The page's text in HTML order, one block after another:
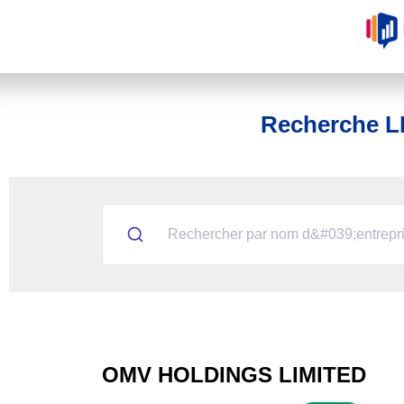
Recherche
OMV HOLDINGS LIMITED